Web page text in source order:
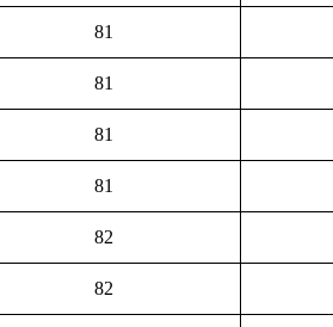
81
81
81
81
82
82